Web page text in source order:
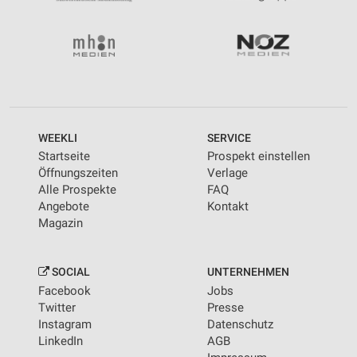
WEEKLI
Startseite
Öffnungszeiten
Alle Prospekte
Angebote
Magazin
SERVICE
Prospekt einstellen
Verlage
FAQ
Kontakt
SOCIAL
Facebook
Twitter
Instagram
LinkedIn
UNTERNEHMEN
Jobs
Presse
Datenschutz
AGB
Messung der Performance von Inhalten
Analyse von Zielgruppen durch Statistiken oder
Kombinationen von Daten aus verschiedenen
Inhalten
IAB-Besonderheiten:
Verwendung genauer Standortdaten
Geräte anhand von aktiv angeforderten
Nicht-IAB-Verarbeitungszwecke:
Notwendig
Performance